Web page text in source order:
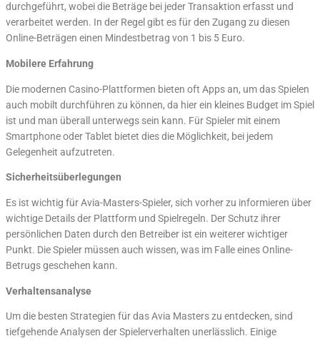
durchgeführt, wobei die Beträge bei jeder Transaktion erfasst und
verarbeitet werden. In der Regel gibt es für den Zugang zu diesen
Online-Beträgen einen Mindestbetrag von 1 bis 5 Euro.
Mobilere Erfahrung
Die modernen Casino-Plattformen bieten oft Apps an, um das Spielen
auch mobilt durchführen zu können, da hier ein kleines Budget im Spiel
ist und man überall unterwegs sein kann. Für Spieler mit einem
Smartphone oder Tablet bietet dies die Möglichkeit, bei jedem
Gelegenheit aufzutreten.
Sicherheitsüberlegungen
Es ist wichtig für Avia-Masters-Spieler, sich vorher zu informieren über
wichtige Details der Plattform und Spielregeln. Der Schutz ihrer
persönlichen Daten durch den Betreiber ist ein weiterer wichtiger
Punkt. Die Spieler müssen auch wissen, was im Falle eines Online-
Betrugs geschehen kann.
Verhaltensanalyse
Um die besten Strategien für das Avia Masters zu entdecken, sind
tiefgehende Analysen der Spielerverhalten unerlässlich. Einige